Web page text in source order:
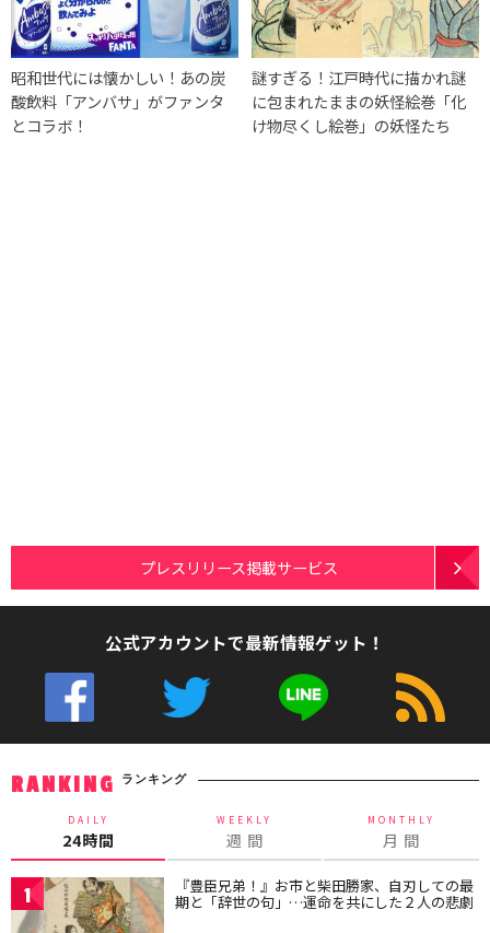
昭和世代には懐かしい！あの炭
酸飲料「アンバサ」がファンタ
とコラボ！
謎すぎる！江戸時代に描かれ謎
に包まれたままの妖怪絵巻「化
け物尽くし絵巻」の妖怪たち
プレスリリース掲載サービス
公式アカウントで最新情報ゲット！
RANKING ランキング
DAILY
24時間
WEEKLY
週 間
MONTHLY
月 間
1 『豊臣兄弟！』お市と柴田勝家、自刃しての最
期と「辞世の句」…運命を共にした２人の悲劇